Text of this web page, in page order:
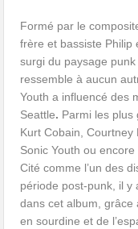
Formé par le
frère et bassiste Philip
surgi du paysage
ressemble à aucun
Youth a influencé des
Seattle. Parmi les plus
Kurt Cobain, Courtney
Sonic Youth ou
Cité comme l’un des
période post-punk, il y
dans cet album, grâce
en sourdine et de